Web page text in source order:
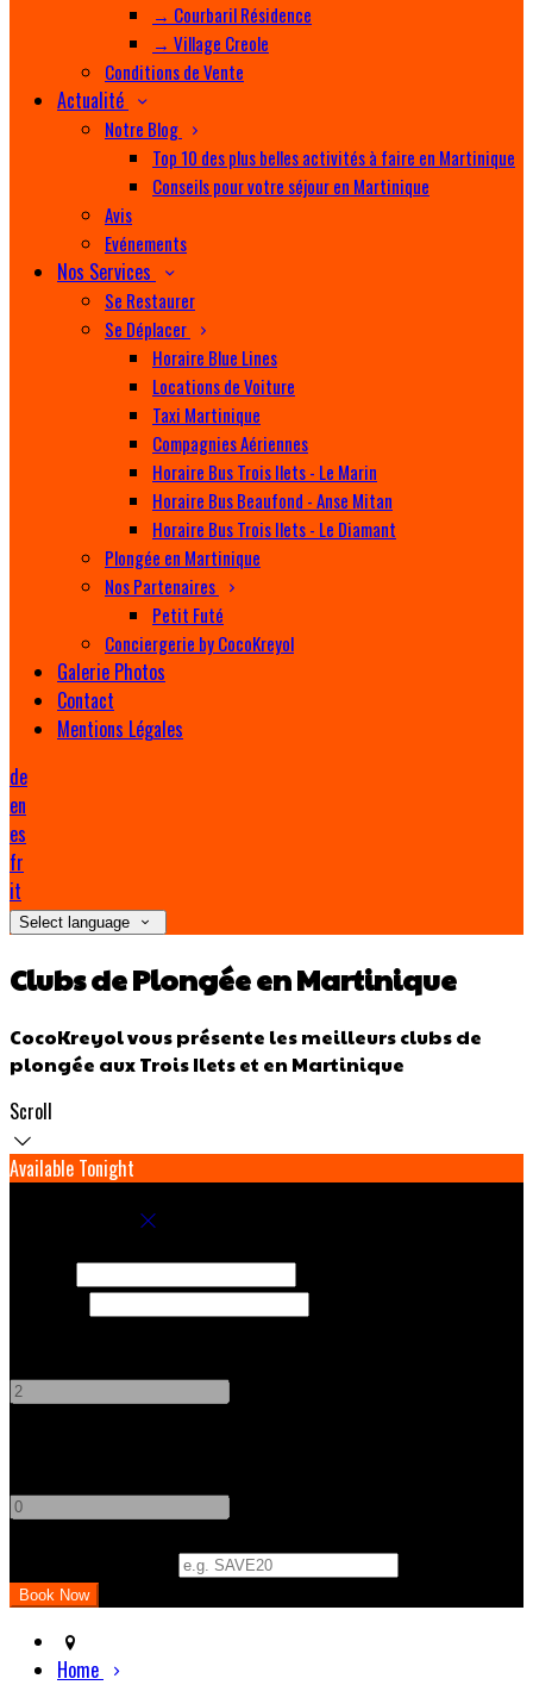
→ Courbaril Résidence
→ Village Creole
Conditions de Vente
Actualité
Notre Blog
Top 10 des plus belles activités à faire en Martinique
Conseils pour votre séjour en Martinique
Avis
Evénements
Nos Services
Se Restaurer
Se Déplacer
Horaire Blue Lines
Locations de Voiture
Taxi Martinique
Compagnies Aériennes
Horaire Bus Trois Ilets - Le Marin
Horaire Bus Beaufond - Anse Mitan
Horaire Bus Trois Ilets - Le Diamant
Plongée en Martinique
Nos Partenaires
Petit Futé
Conciergerie by CocoKreyol
Galerie Photos
Contact
Mentions Légales
de
en
es
fr
it
Select language
Clubs de Plongée en Martinique
CocoKreyol vous présente les meilleurs clubs de
plongée aux Trois Ilets et en Martinique
Scroll
Available Tonight
Home